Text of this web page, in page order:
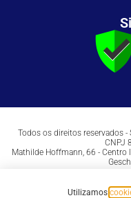
Todos os direitos reservados -
CNPJ
Mathilde Hoffmann, 66 - Centro
Utilizamos